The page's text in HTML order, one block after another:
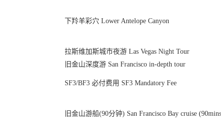
下羚羊彩穴 Lower Antelope Canyon
拉斯维加斯城市夜游 Las Vegas Night Tour
旧金山深度游 San Francisco in-depth tour
SF3/BF3 必付费用 SF3 Mandatory Fee
旧金山游船(90分钟) San Francisco Bay cruise